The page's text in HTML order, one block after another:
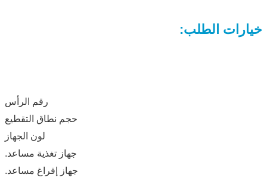
خيارات الطلب:
رقم الرأس
حجم نطاق التقطيع
لون الجهاز
جهاز تغذية مساعد.
جهاز إفراغ مساعد.